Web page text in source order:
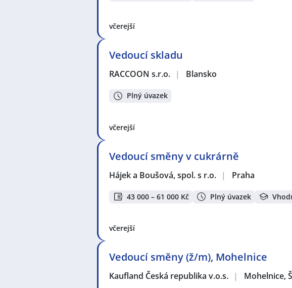
včerejší
Vedoucí skladu
RACCOON s.r.o. | Blansko
Plný úvazek
včerejší
Vedoucí směny v cukrárně
Hájek a Boušová, spol. s r.o. | Praha
43 000 – 61 000 Kč Plný úvazek
včerejší
Vedoucí směny (ž/m), Mohelnice
Kaufland Česká republika v.o.s. | Mohelnice,